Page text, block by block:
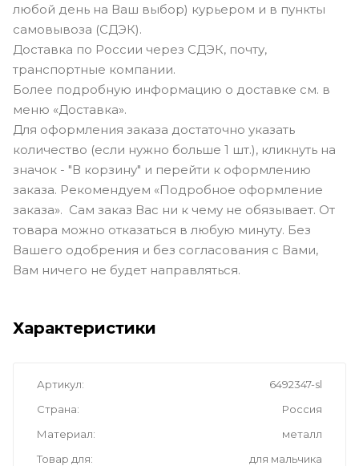
любой день на Ваш выбор) курьером и в пункты
самовывоза (СДЭК).
Доставка по России через СДЭК, почту,
транспортные компании.
Более подробную информацию о доставке см. в
меню «Доставка».
Для оформления заказа достаточно указать
количество (если нужно больше 1 шт.), кликнуть на
значок - "В корзину" и перейти к оформлению
заказа. Рекомендуем «Подробное оформление
заказа». Сам заказ Вас ни к чему не обязывает. От
товара можно отказаться в любую минуту. Без
Вашего одобрения и без согласования с Вами,
Вам ничего не будет направляться.
Характеристики
Артикул
6492347-sl
Страна
Россия
Материал
металл
Товар для
для мальчика